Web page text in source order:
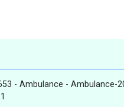
- Ambulance - Ambulance-